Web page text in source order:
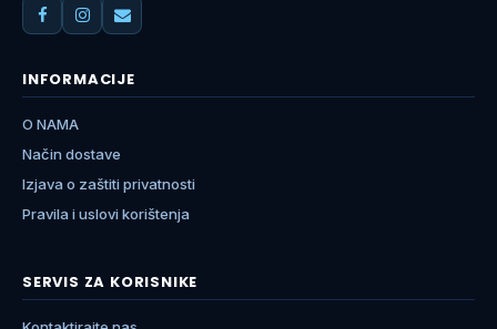
INFORMACIJE
O NAMA
Način dostave
Izjava o zaštiti privatnosti
Pravila i uslovi korištenja
SERVIS ZA KORISNIKE